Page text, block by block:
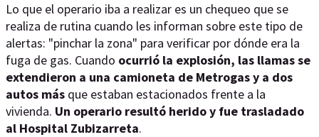
Lo que el operario iba a realizar es un chequeo que se
realiza de rutina cuando les informan sobre este tipo de
alertas: "pinchar la zona" para verificar por dónde era la
fuga de gas. Cuando ocurrió la explosión, las llamas se
extendieron a una camioneta de Metrogas y a dos
autos más que estaban estacionados frente a la
vivienda. Un operario resultó herido y fue trasladado
al Hospital Zubizarreta.